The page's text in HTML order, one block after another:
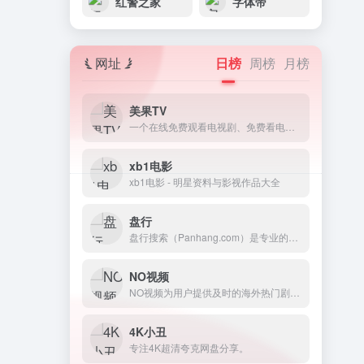
网址 日榜 周榜 月榜
美果TV
xb1电影
xb1电影 - 明星资料与影视作品大全
盘行
NO视频
4K小丑
专注4K超清夸克网盘分享。